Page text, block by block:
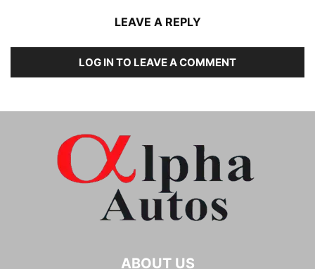
LEAVE A REPLY
LOG IN TO LEAVE A COMMENT
ABOUT US